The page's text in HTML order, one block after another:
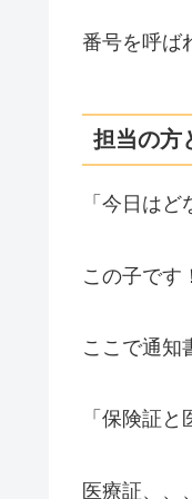
番号を呼ば
担当の方
「今日は
この子です
ここで通知
「保険証
医療証、、